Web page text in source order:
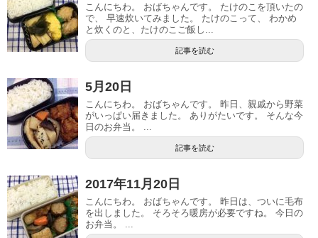
こんにちわ。 おばちゃんです。 たけのこを頂いたの
で、 早速炊いてみました。 たけのこって、 わかめ
と炊くのと、たけのこご飯し...
記事を読む
5月20日
こんにちわ。 おばちゃんです。 昨日、親戚から野菜
がいっぱい届きました。 ありがたいです。 そんな今
日のお弁当。 ...
記事を読む
2017年11月20日
こんにちわ。 おばちゃんです。 昨日は、ついに毛布
を出しました。 そろそろ暖房が必要ですね。 今日の
お弁当。 ...